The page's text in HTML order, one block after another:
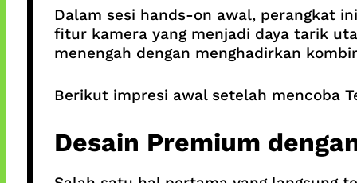
Dalam sesi hands-on awal, perangkat
fitur kamera yang menjadi daya tarik
menengah dengan menghadirkan
Berikut impresi awal setelah mencoba
Desain Premium